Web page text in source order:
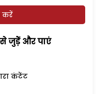
करें
से जुड़ेें और पाएं
कंटेंट